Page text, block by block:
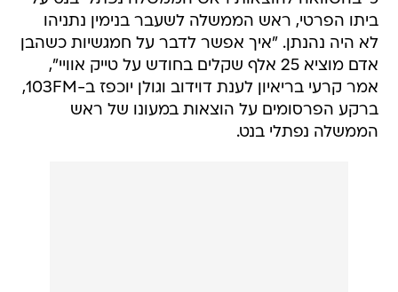
ביתו הפרטי, ראש הממשלה לשעבר בנימין נתניהו
לא היה נהנתן. "איך אפשר לדבר על חמגשיות כשהבן
אדם מוציא 25 אלף שקלים בחודש על טייק אוויי",
אמר קרעי בריאיון לענת דוידוב וגולן יוכפז ב-103FM,
ברקע הפרסומים על הוצאות במעונו של ראש
הממשלה נפתלי בנט.